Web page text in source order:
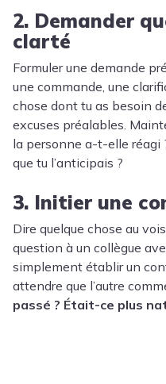
2. Demander
clarté
Formuler une demande
une commande, une
chose dont tu as besoin
excuses préalables.
la personne a-t-elle réagi
que tu l’anticipais ?
3. Initier une
Dire quelque chose au
question à un collègue
simplement établir un
attendre que l’autre
passé ? Était-ce plus